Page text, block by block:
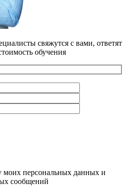
свяжутся с вами, ответят
обучения
моих персональных данных и
сообщений